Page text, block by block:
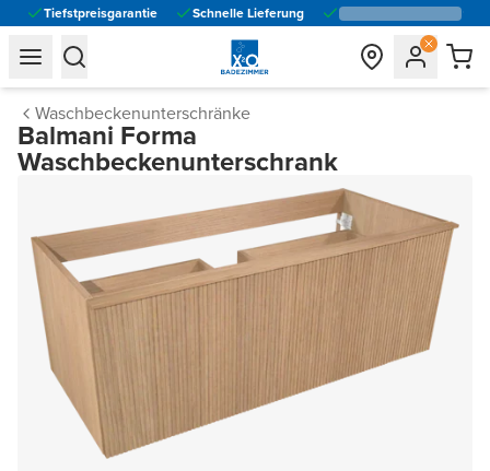
Tiefstpreisgarantie Schnelle Lieferung
general.navigation.toggle_menu.label
general.navigation.toggle_menu.label
Waschbeckenunterschränke
Balmani Forma
Waschbeckenunterschrank